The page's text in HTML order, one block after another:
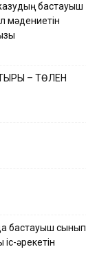
бастауыш
мәдениетін
– ТӨЛЕН
бастауыш сынып
әрекетін